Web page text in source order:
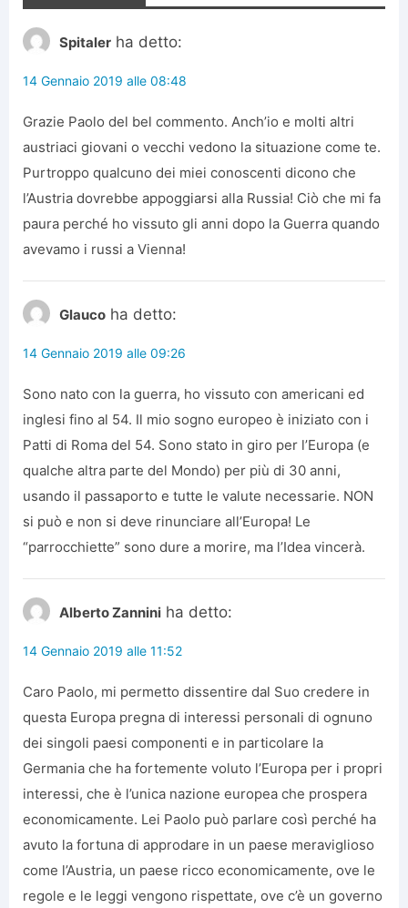
Spitaler ha detto:
14 Gennaio 2019 alle 08:48
Grazie Paolo del bel commento. Anch’io e molti altri
austriaci giovani o vecchi vedono la situazione come te.
Purtroppo qualcuno dei miei conoscenti dicono che
l’Austria dovrebbe appoggiarsi alla Russia! Ciò che mi fa
paura perché ho vissuto gli anni dopo la Guerra quando
avevamo i russi a Vienna!
Glauco ha detto:
14 Gennaio 2019 alle 09:26
Sono nato con la guerra, ho vissuto con americani ed
inglesi fino al 54. Il mio sogno europeo è iniziato con i
Patti di Roma del 54. Sono stato in giro per l’Europa (e
qualche altra parte del Mondo) per più di 30 anni,
usando il passaporto e tutte le valute necessarie. NON
si può e non si deve rinunciare all’Europa! Le
“parrocchiette” sono dure a morire, ma l’Idea vincerà.
Alberto Zannini ha detto:
14 Gennaio 2019 alle 11:52
Caro Paolo, mi permetto dissentire dal Suo credere in
questa Europa pregna di interessi personali di ognuno
dei singoli paesi componenti e in particolare la
Germania che ha fortemente voluto l’Europa per i propri
interessi, che è l’unica nazione europea che prospera
economicamente. Lei Paolo può parlare così perché ha
avuto la fortuna di approdare in un paese meraviglioso
come l’Austria, un paese ricco economicamente, ove le
regole e le leggi vengono rispettate, ove c’è un governo